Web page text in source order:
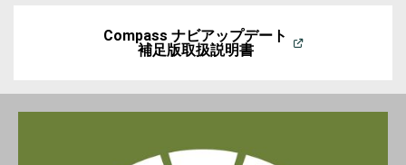
Compass ナビアップデート
補足版取扱説明書(